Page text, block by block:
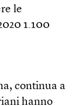
le
1.100
continua a
hanno